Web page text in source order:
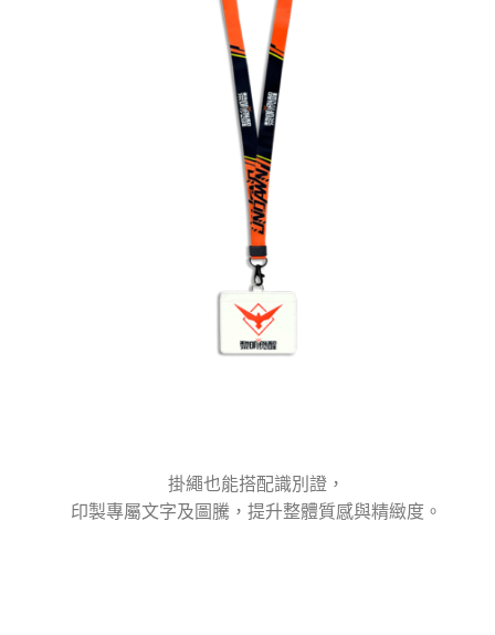
掛繩也能搭配識別證，
印製專屬文字及圖騰，提升整體質感與精緻度。